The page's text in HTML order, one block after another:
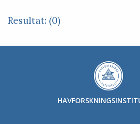
Resultat: (0)